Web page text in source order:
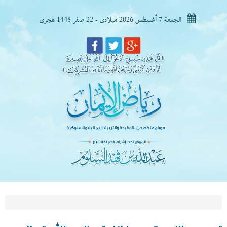
الجمعة 7 أغسطس 2026 ميلادى - 22 صفر 1448 هجرى